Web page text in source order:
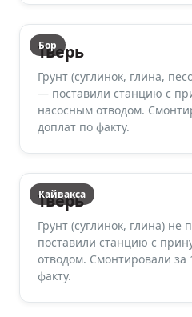
Бор
Тверь
Грунт (суглинок, глина,
— поставили станцию с
насосным отводом.
доплат по факту.
Кайвакса
Тверь
Грунт (суглинок, глина)
поставили станцию с
отводом. Смонтировали за
факту.